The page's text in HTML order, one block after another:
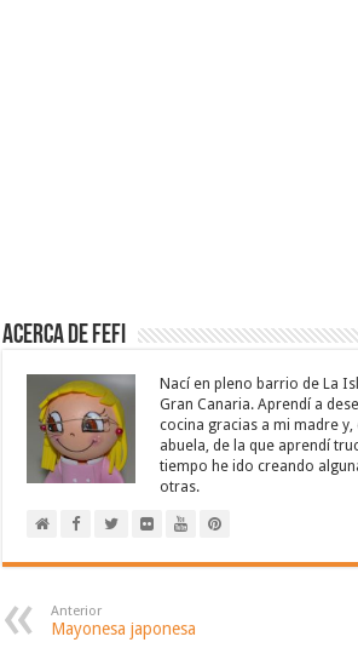
Acerca de Fefi
Nací en pleno barrio de La
Gran Canaria. Aprendí a
cocina gracias a mi madre y,
abuela, de la que aprendí
tiempo he ido creando
otras.
Anterior
Mayonesa japonesa